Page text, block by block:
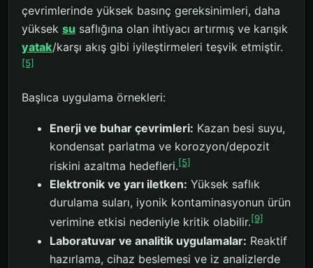
çevrimlerinde yüksek basınç gereksinimleri, daha
yüksek su saflığına olan ihtiyacı artırmış ve karışık
yatak/karşı akış gibi iyileştirmeleri teşvik etmiştir.
[5]
Başlıca uygulama örnekleri:
Enerji ve buhar çevrimleri: Kazan besi suyu,
kondensat parlatma ve korozyon/depozit
riskini azaltma hedefleri.[5]
Elektronik ve yarı iletken: Yüksek saflık
durulama suları, iyonik kontaminasyonun ürün
verimine etkisi nedeniyle kritik olabilir.[9]
Laboratuvar ve analitik uygulamalar: Reaktif
hazırlama, cihaz beslemesi ve iz analizlerde